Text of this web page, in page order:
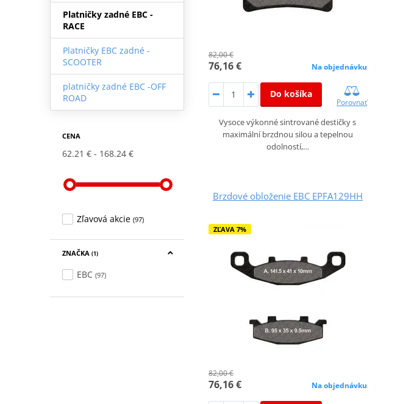
Platničky zadné EBC -
RACE
Platničky EBC zadné -
SCOOTER
platničky zadné EBC -OFF
ROAD
CENA
62.21 € 168.24 €
Zľavová akcie (97)
ZNAČKA (1)
EBC (97)
82,00 €
76,16 € Na objednávku
Do košíka
Porovnať
Vysoce výkonné sintrované destičky s
maximální brzdnou silou a tepelnou
odolností,…
Brzdové obloženie EBC EPFA129HH
ZĽAVA 7%
82,00 €
76,16 € Na objednávku